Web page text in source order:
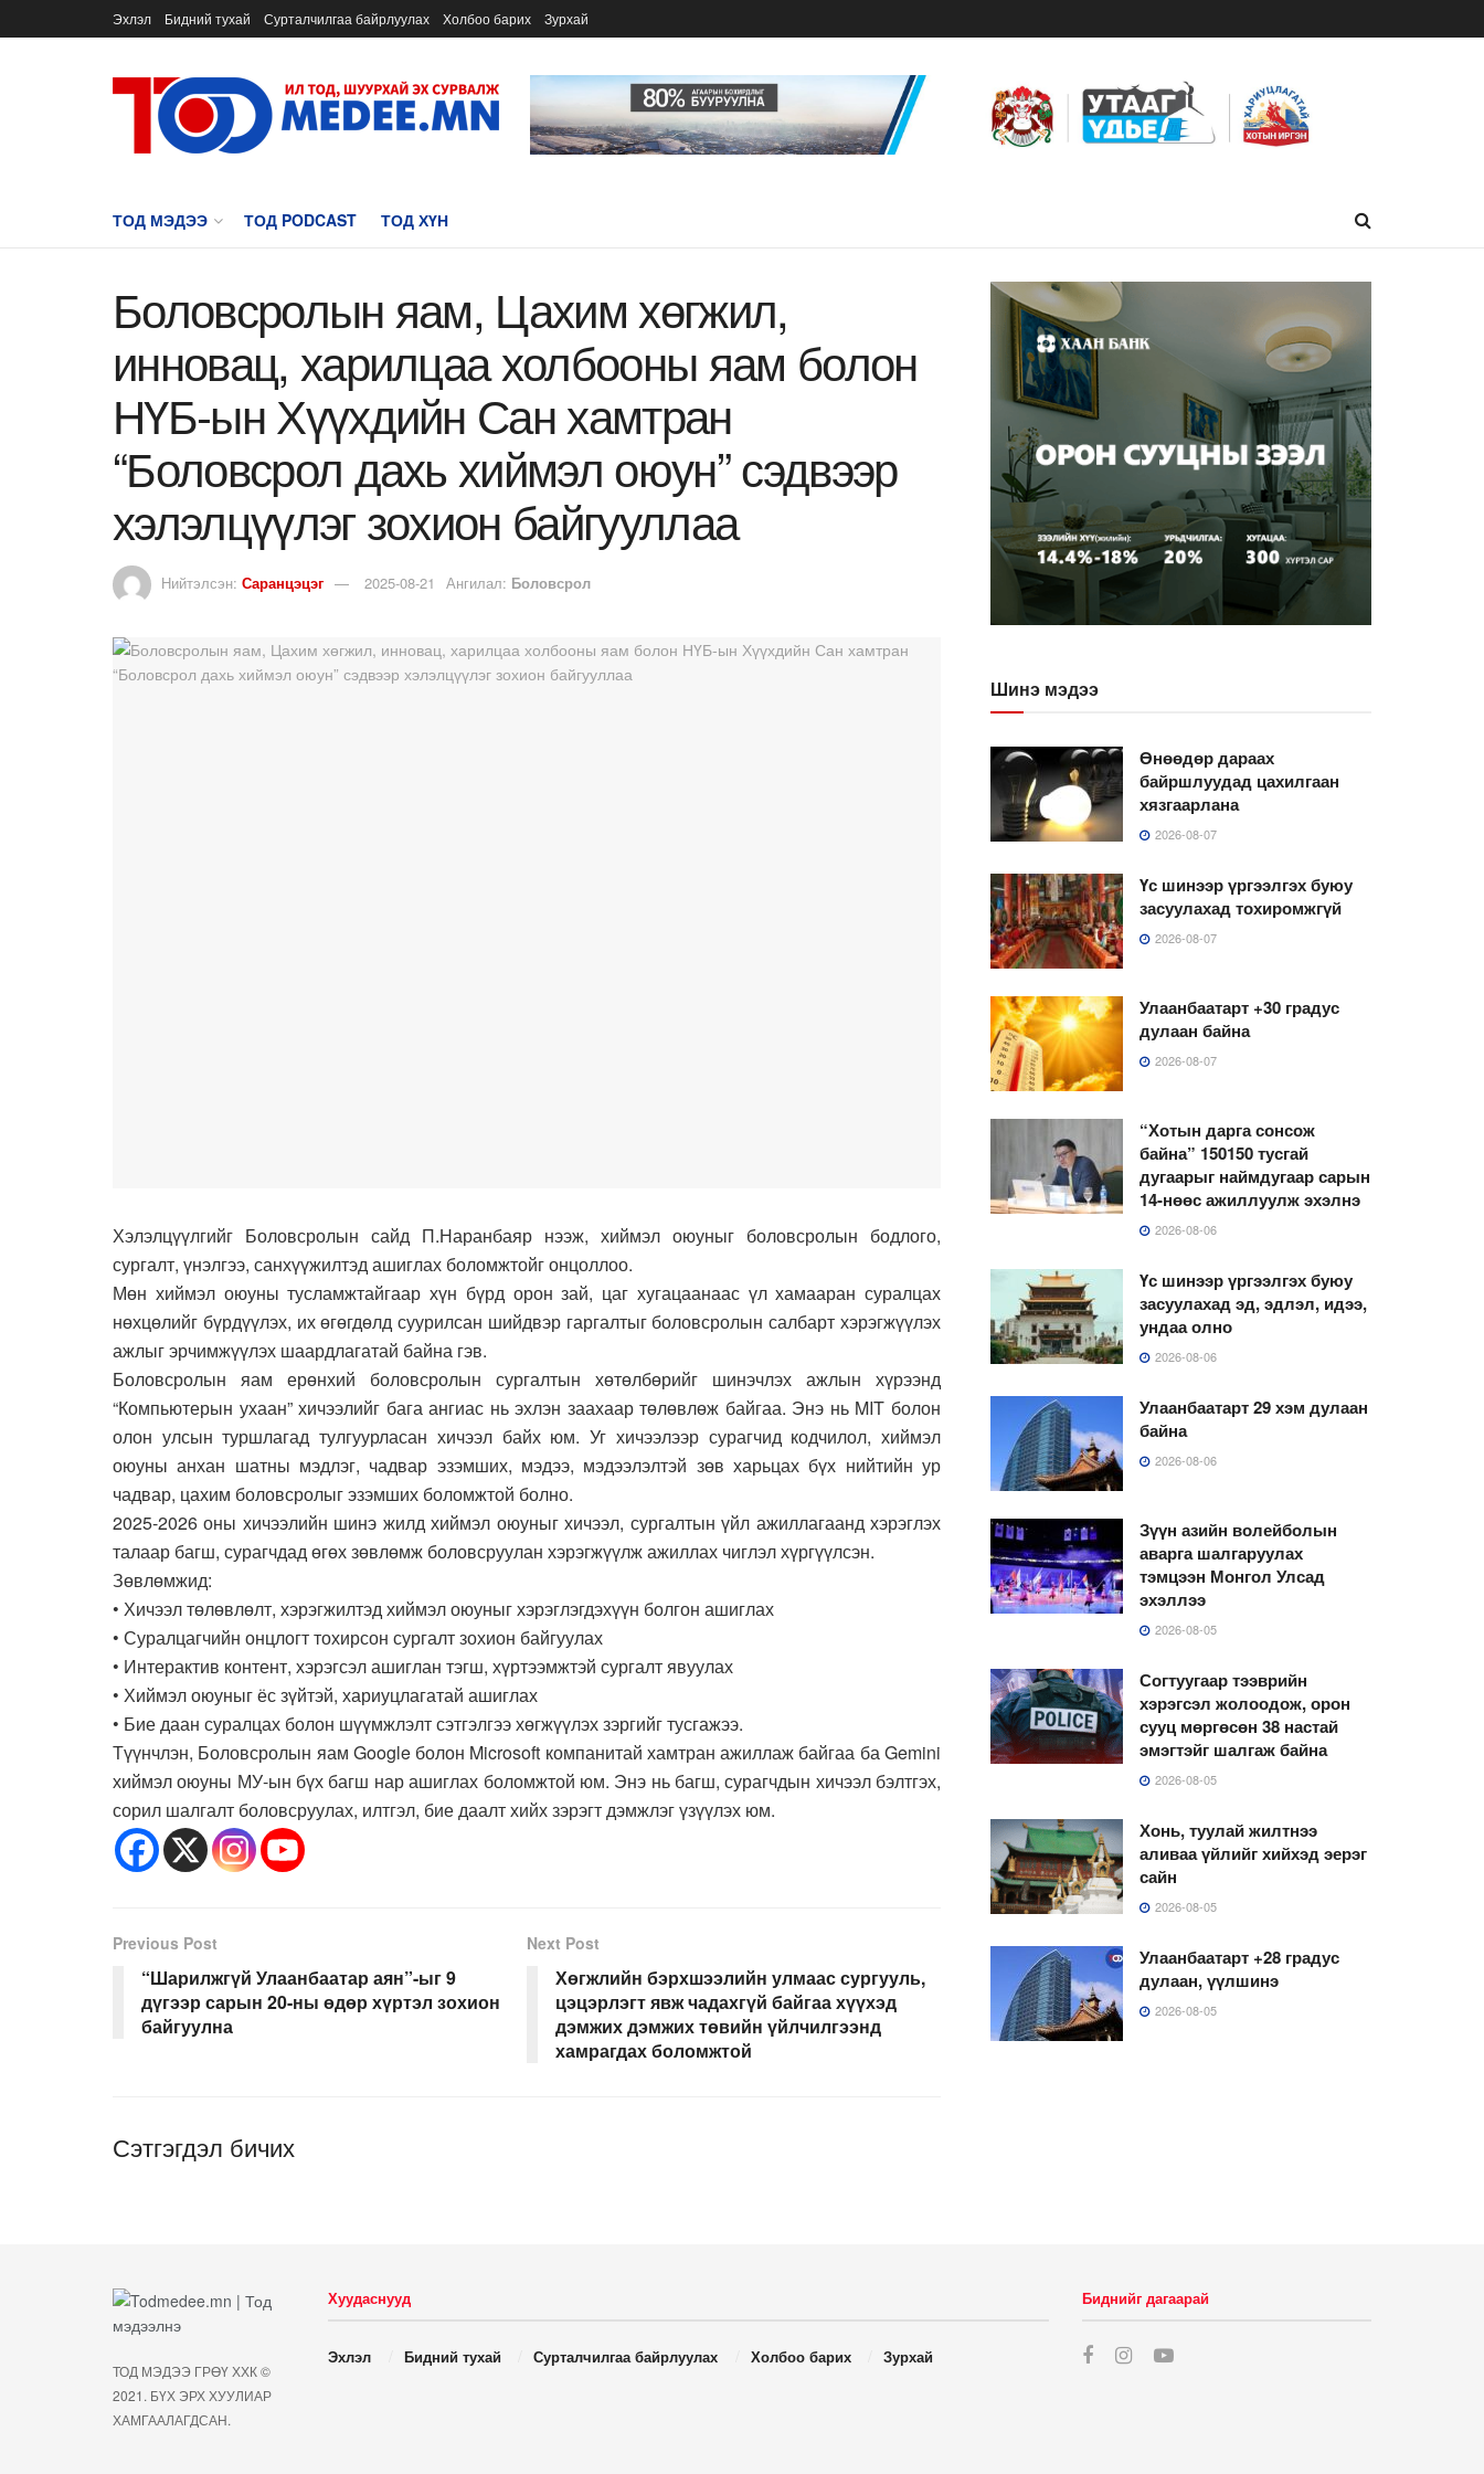
Эхлэл Бидний тухай Сурталчилгаа байрлуулах Холбоо барих Зурхай
ТОД МЭДЭЭ ТОД PODCAST ТОД ХҮН
Боловсролын яам, Цахим хөгжил,
инновац, харилцаа холбооны яам болон
НҮБ-ын Хүүхдийн Сан хамтран
“Боловсрол дахь хиймэл оюун” сэдвээр
хэлэлцүүлэг зохион байгууллаа
Нийтэлсэн: Саранцэцэг 2025-08-21 Ангилал: Боловсрол
Хэлэлцүүлгийг Боловсролын сайд П.Наранбаяр нээж, хиймэл оюуныг боловсролын бодлого,
сургалт, үнэлгээ, санхүүжилтэд ашиглах боломжтойг онцоллоо.
Мөн хиймэл оюуны тусламжтайгаар хүн бүрд орон зай, цаг хугацаанаас үл хамааран суралцах
нөхцөлийг бүрдүүлэх, их өгөгдөлд суурилсан шийдвэр гаргалтыг боловсролын салбарт хэрэгжүүлэх
ажлыг эрчимжүүлэх шаардлагатай байна гэв.
Боловсролын яам ерөнхий боловсролын сургалтын хөтөлбөрийг шинэчлэх ажлын хүрээнд
“Компьютерын ухаан” хичээлийг бага ангиас нь эхлэн заахаар төлөвлөж байгаа. Энэ нь MIT болон
олон улсын туршлагад тулгуурласан хичээл байх юм. Уг хичээлээр сурагчид кодчилол, хиймэл
оюуны анхан шатны мэдлэг, чадвар эзэмших, мэдээ, мэдээлэлтэй зөв харьцах бүх нийтийн ур
чадвар, цахим боловсролыг эзэмших боломжтой болно.
2025-2026 оны хичээлийн шинэ жилд хиймэл оюуныг хичээл, сургалтын үйл ажиллагаанд хэрэглэх
талаар багш, сурагчдад өгөх зөвлөмж боловсруулан хэрэгжүүлж ажиллах чиглэл хүргүүлсэн.
Зөвлөмжид:
• Хичээл төлөвлөлт, хэрэгжилтэд хиймэл оюуныг хэрэглэгдэхүүн болгон ашиглах
• Суралцагчийн онцлогт тохирсон сургалт зохион байгуулах
• Интерактив контент, хэрэгсэл ашиглан тэгш, хүртээмжтэй сургалт явуулах
• Хиймэл оюуныг ёс зүйтэй, хариуцлагатай ашиглах
• Бие даан суралцах болон шүүмжлэлт сэтгэлгээ хөгжүүлэх зэргийг тусгажээ.
Түүнчлэн, Боловсролын яам Google болон Microsoft компанитай хамтран ажиллаж байгаа ба Gemini
хиймэл оюуны МУ-ын бүх багш нар ашиглах боломжтой юм. Энэ нь багш, сурагчдын хичээл бэлтгэх,
сорил шалгалт боловсруулах, илтгэл, бие даалт хийх зэрэгт дэмжлэг үзүүлэх юм.
Previous Post
“Шарилжгүй Улаанбаатар аян”-ыг 9
дүгээр сарын 20-ны өдөр хүртэл зохион
байгуулна
Next Post
Хөгжлийн бэрхшээлийн улмаас сургууль,
цэцэрлэгт явж чадахгүй байгаа хүүхэд
дэмжих дэмжих төвийн үйлчилгээнд
хамрагдах боломжтой
Сэтгэгдэл бичих
Шинэ мэдээ
Өнөөдөр дараах
байршлуудад цахилгаан
хязгаарлана
2026-08-07
Үс шинээр үргээлгэх буюу
засуулахад тохиромжгүй
2026-08-07
Улаанбаатарт +30 градус
дулаан байна
2026-08-07
“Хотын дарга сонсож
байна” 150150 тусгай
дугаарыг наймдугаар сарын
14-нөөс ажиллуулж эхэлнэ
2026-08-06
Үс шинээр үргээлгэх буюу
засуулахад эд, эдлэл, идээ,
ундаа олно
2026-08-06
Улаанбаатарт 29 хэм дулаан
байна
2026-08-06
Зүүн азийн волейболын
аварга шалгаруулах
тэмцээн Монгол Улсад
эхэллээ
2026-08-05
Согтуугаар тээврийн
хэрэгсэл жолоодож, орон
сууц мөргөсөн 38 настай
эмэгтэйг шалгаж байна
2026-08-05
Хонь, туулай жилтнээ
аливаа үйлийг хийхэд эерэг
сайн
2026-08-05
Улаанбаатарт +28 градус
дулаан, үүлшинэ
2026-08-05
ТОД МЭДЭЭ ГРӨҮ ХХК ©
2021. БҮХ ЭРХ ХУУЛИАР
ХАМГААЛАГДСАН.
Хуудаснууд
Эхлэл Бидний тухай Сурталчилгаа байрлуулах Холбоо барих Зурхай
Биднийг дагаарай